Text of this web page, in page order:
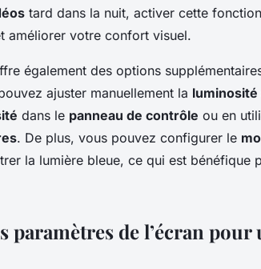
tard dans la nuit, activer cette
améliorer votre confort visuel.
également des options
ajuster manuellement la luminosité
dans le panneau de contrôle ou en
. De plus, vous pouvez configurer le
la lumière bleue, ce qui est bénéfique
paramètres de l’écran